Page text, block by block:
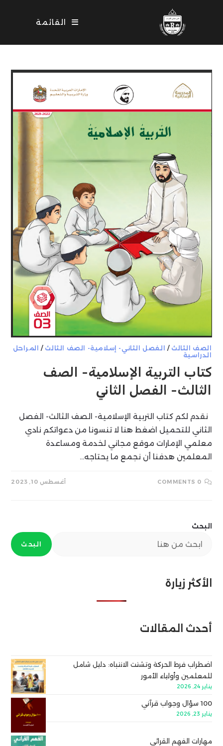
القائمة
الصف الثالث / الفصل الثاني- إسلامية- الصف الثالث /
المراحل
الدراسية
كتاب التربية الإسلامية- الصف
الثالث- الفصل الثاني
نقدم لكم كتاب التربية الإسلامية- الصف الثالث- الفصل
الثاني للتحميل اضغط هنا لا تنسونا من دعواتكم نادي
معلمي الإمارات موقع مجاني لخدمة ومساعدة
المعلمين هدفنا أن نجمع ما يحتاجه…
0 COMMENTS أغسطس 10, 2023
البحث
البحث
الأكثر زيارة
أحدث المقالات
اضطراب فرط الحركة وتشتت الانتباه: دليل شامل
للمعلمين وأولياء الأمور
يناير 24, 2026
100 سؤال وجواب قرآني
يناير 23, 2026
مهارات الفهم القرائي